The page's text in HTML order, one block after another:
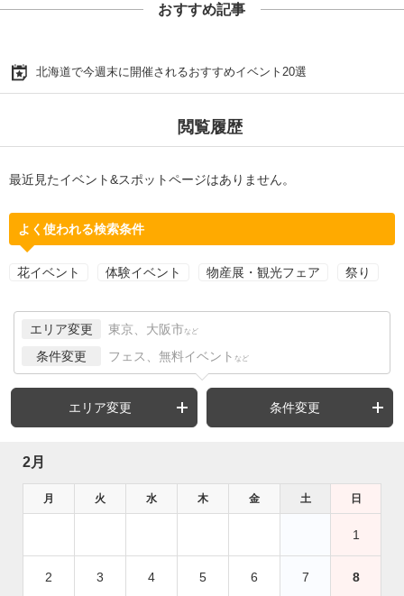
おすすめ記事
北海道で今週末に開催されるおすすめイベント20選
閲覧履歴
最近見たイベント&スポットページはありません。
よく使われる検索条件
花イベント 体験イベント 物産展・観光フェア 祭り
エリア変更 東京、大阪市 など
条件変更 フェス、無料イベント など
エリア変更 条件変更
2月
月 火 水 木 金 土 日
1
2 3 4 5 6 7 8